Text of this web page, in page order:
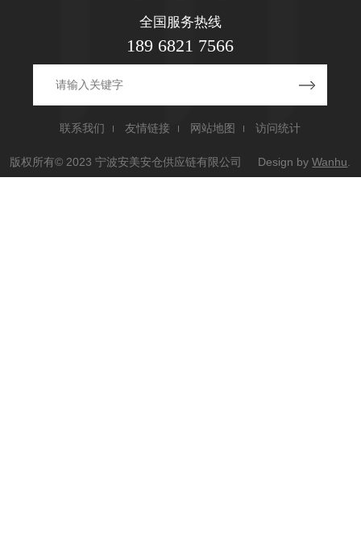
全国服务热线
189 6821 7566
联系我们 友情链接 网站地图 访问统计
版权所有© 2023 宁波安美安仓供应链有限公司 Design byWanhu